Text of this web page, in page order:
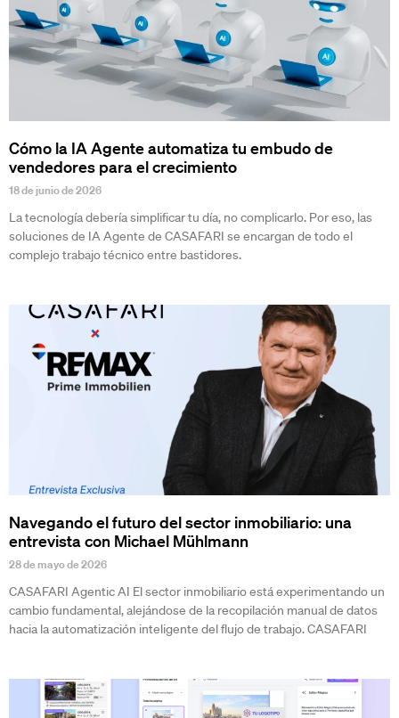
Cómo la IA Agente automatiza tu embudo de
vendedores para el crecimiento
18 de junio de 2026
La tecnología debería simplificar tu día, no complicarlo. Por eso, las
soluciones de IA Agente de CASAFARI se encargan de todo el
complejo trabajo técnico entre bastidores.
Navegando el futuro del sector inmobiliario: una
entrevista con Michael Mühlmann
28 de mayo de 2026
CASAFARI Agentic AI El sector inmobiliario está experimentando un
cambio fundamental, alejándose de la recopilación manual de datos
hacia la automatización inteligente del flujo de trabajo. CASAFARI